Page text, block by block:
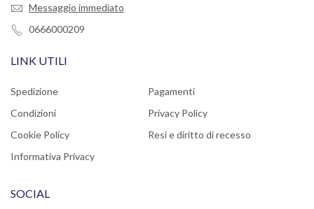
Messaggio immediato
0666000209
LINK UTILI
Spedizione
Pagamenti
Condizioni
Privacy Policy
Cookie Policy
Resi e diritto di recesso
Informativa Privacy
SOCIAL